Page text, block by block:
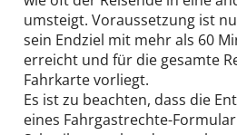
umsteigt. Voraussetzung ist
sein Endziel mit mehr als 60
erreicht und für die gesamte
Fahrkarte vorliegt.
Es ist zu beachten, dass die
eines Fahrgastrechte-